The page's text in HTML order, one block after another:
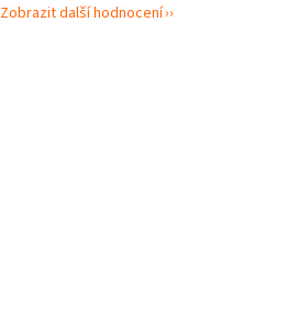
Zobrazit další hodnocení